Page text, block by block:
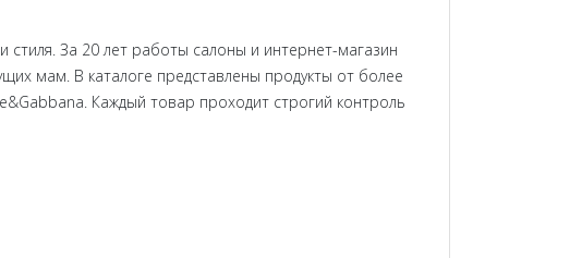
За 20 лет работы салоны и интернет-магазин
мам. В каталоге представлены продукты от более
Каждый товар проходит строгий контроль